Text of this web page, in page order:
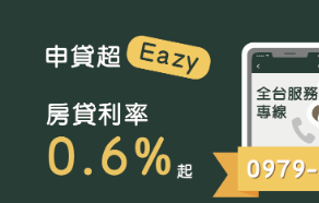
土地二胎申貸
房屋二胎申貸
軍公教貸款